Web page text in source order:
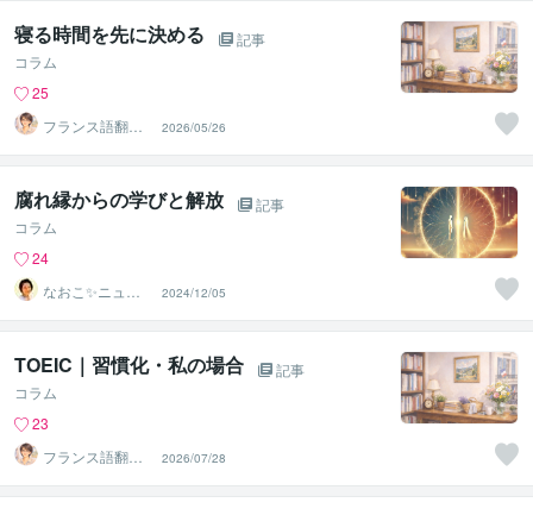
寝る時間を先に決める
記事
コラム
25
フランス語翻訳
者 遠藤ゆかり
2026/05/26
腐れ縁からの学びと解放
記事
コラム
24
なおこ✨ニュー
ジーランドNo1
鑑定士✨
2024/12/05
TOEIC｜習慣化・私の場合
記事
コラム
23
フランス語翻訳
者 遠藤ゆかり
2026/07/28